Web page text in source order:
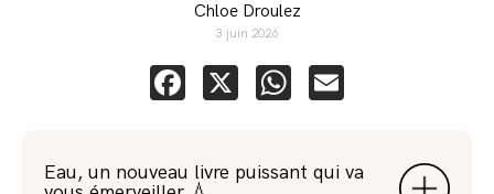
Chloe Droulez
3 juin 2026
Facebook
X WhatsApp
Eau, un nouveau livre puissant qui va